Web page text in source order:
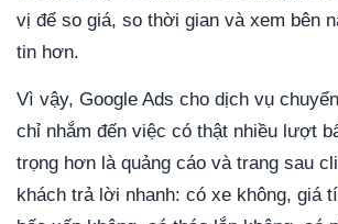
vị để so giá, so thời gian và xem bên
tin hơn.
Vì vậy, Google Ads cho dịch vụ
chỉ nhắm đến việc có thật nhiều lượt
trọng hơn là quảng cáo và trang sau
khách trả lời nhanh: có xe không, giá